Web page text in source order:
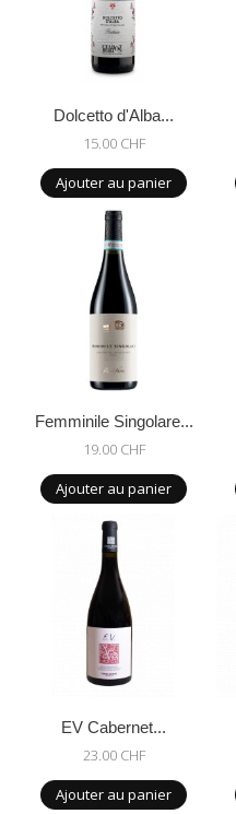
Dolcetto d'Alba...
15.00 CHF
Ajouter au panier
Femminile Singolare...
19.00 CHF
Ajouter au panier
EV Cabernet...
23.00 CHF
Ajouter au panier